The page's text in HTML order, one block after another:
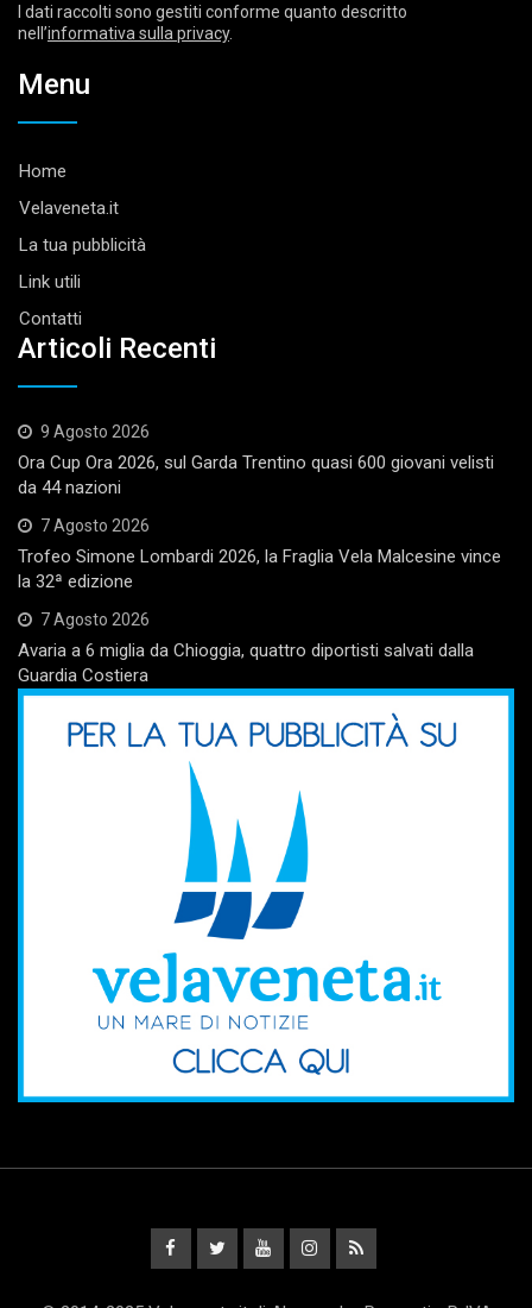
I dati raccolti sono gestiti conforme quanto descritto
nell’informativa sulla privacy.
Menu
Home
Velaveneta.it
La tua pubblicità
Link utili
Contatti
Articoli Recenti
9 Agosto 2026
Ora Cup Ora 2026, sul Garda Trentino quasi 600 giovani velisti
da 44 nazioni
7 Agosto 2026
Trofeo Simone Lombardi 2026, la Fraglia Vela Malcesine vince
la 32ª edizione
7 Agosto 2026
Avaria a 6 miglia da Chioggia, quattro diportisti salvati dalla
Guardia Costiera